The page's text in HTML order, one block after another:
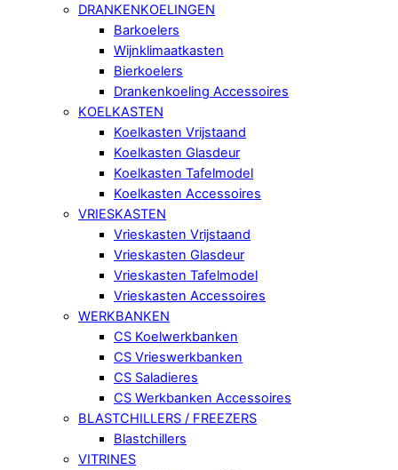
DRANKENKOELINGEN
Barkoelers
Wijnklimaatkasten
Bierkoelers
Drankenkoeling Accessoires
KOELKASTEN
Koelkasten Vrijstaand
Koelkasten Glasdeur
Koelkasten Tafelmodel
Koelkasten Accessoires
VRIESKASTEN
Vrieskasten Vrijstaand
Vrieskasten Glasdeur
Vrieskasten Tafelmodel
Vrieskasten Accessoires
WERKBANKEN
CS Koelwerkbanken
CS Vrieswerkbanken
CS Saladieres
CS Werkbanken Accessoires
BLASTCHILLERS / FREEZERS
Blastchillers
VITRINES